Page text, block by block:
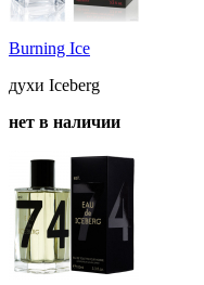
Burning Ice
духи Iceberg
нет в наличии